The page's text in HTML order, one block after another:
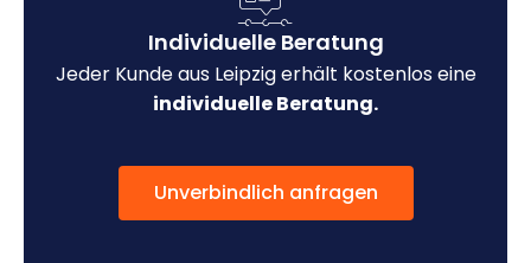
Individuelle Beratung
Jeder Kunde aus Leipzig erhält kostenlos eine
individuelle Beratung.
Unverbindlich anfragen